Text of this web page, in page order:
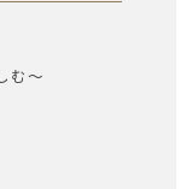
む～